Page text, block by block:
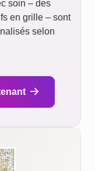
soin – des
en grille – sont
selon